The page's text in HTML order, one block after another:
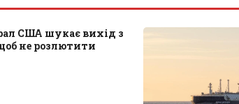
США шукає вихід з
не розлютити